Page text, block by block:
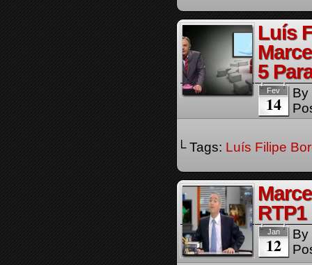
Luís
5
Fev
14
By
└ Tags: Luís Filipe
RTP1
Jan
12
By